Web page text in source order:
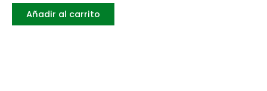
Añadir al carrito